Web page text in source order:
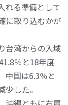
れる準備として
に取り込むかが
台湾からの入域
％と18年度
中国は6.3％と
した。